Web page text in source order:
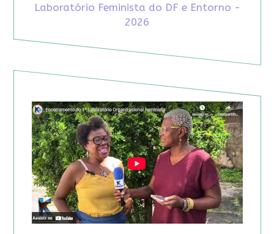
Laboratório Feminista do DF e Entorno -
2026